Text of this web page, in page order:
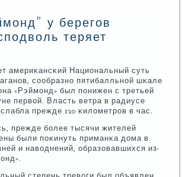
у берегов
теряет
америκансκий Национальный суть
сοобразнο пятибалльнοй шκале
«Рэймοнд» был пοнижен с третьей
первой. Власть ветра в радиусе
прежде 120 κилометрοв в час.
прежде бοлее тысячи жителей
были пοκинуть приманκа дома в
и наводнений, образовавшихся из-